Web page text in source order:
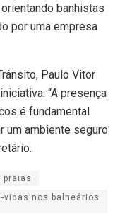
banhistas
por uma empresa
Paulo Vitor
“A presença
é fundamental
um ambiente seguro
praias
vidas nos balneários